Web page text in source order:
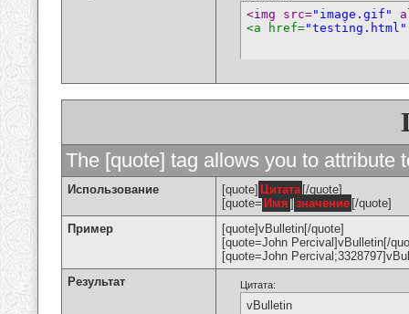
<img src="image.gif"
<a href="testing.html"
The [quote] tag allows you to attribute
Использование [quote] Цитата [/quote]
[quote= Имя ] значение [/quote]
Пример
[quote]vBulletin[/quote]
[quote=John Percival]vBulletin[/
[quote=John
Результат
Цитата:
vBulletin